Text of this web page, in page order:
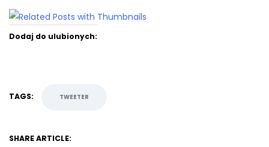
Dodaj do ulubionych:
TAGS: TWEETER
SHARE ARTICLE: